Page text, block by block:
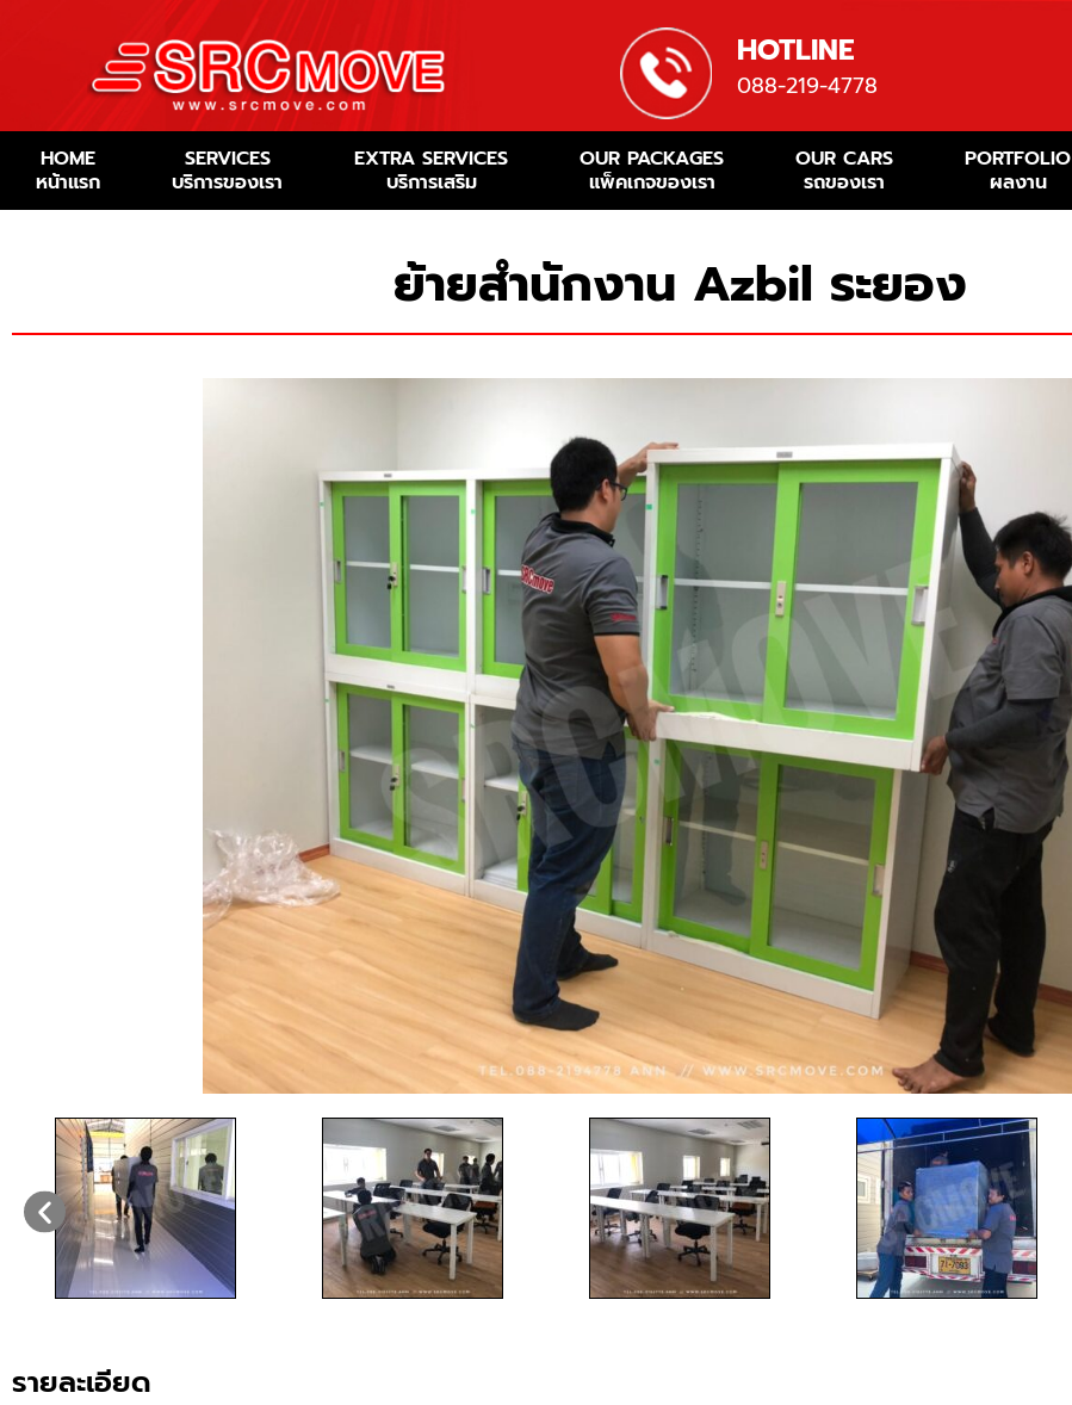
HOTLINE
088-219-4778
HOME
หน้าแรก
SERVICES
บริการของเรา
EXTRA SERVICES
บริการเสริม
OUR PACKAGES
แพ็คเกจของเรา
OUR CARS
รถของเรา
PORTFOLIO
ผลงาน
ย้ายสำนักงาน Azbil ระยอง
รายละเอียด